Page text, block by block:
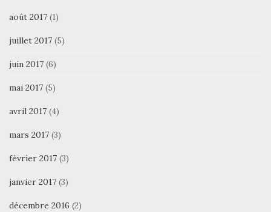
août 2017 (1)
juillet 2017 (5)
juin 2017 (6)
mai 2017 (5)
avril 2017 (4)
mars 2017 (3)
février 2017 (3)
janvier 2017 (3)
décembre 2016 (2)